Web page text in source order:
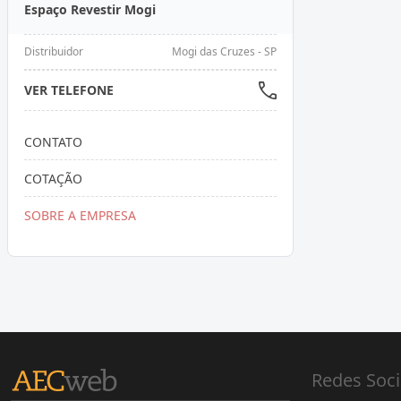
Espaço Revestir Mogi
Distribuidor Mogi das Cruzes - SP
VER TELEFONE
CONTATO
COTAÇÃO
SOBRE A EMPRESA
Redes